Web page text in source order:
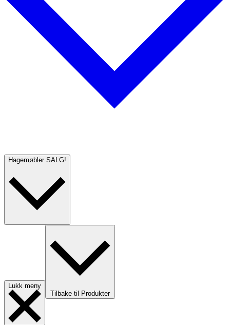
Hagemøbler SALG!
Lukk meny
Tilbake til Produkter